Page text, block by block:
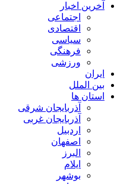
آخرین اخبار
اجتماعی
اقتصادی
سیاسی
فرهنگی
ورزشی
ایران
بین الملل
استان ها
آذربایجان شرقی
آذربایجان غربی
اردبیل
اصفهان
البرز
ایلام
بوشهر